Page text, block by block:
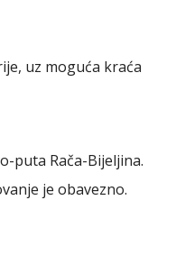
uz moguća kraća
puta Rača-Bijeljina.
je obavezno.